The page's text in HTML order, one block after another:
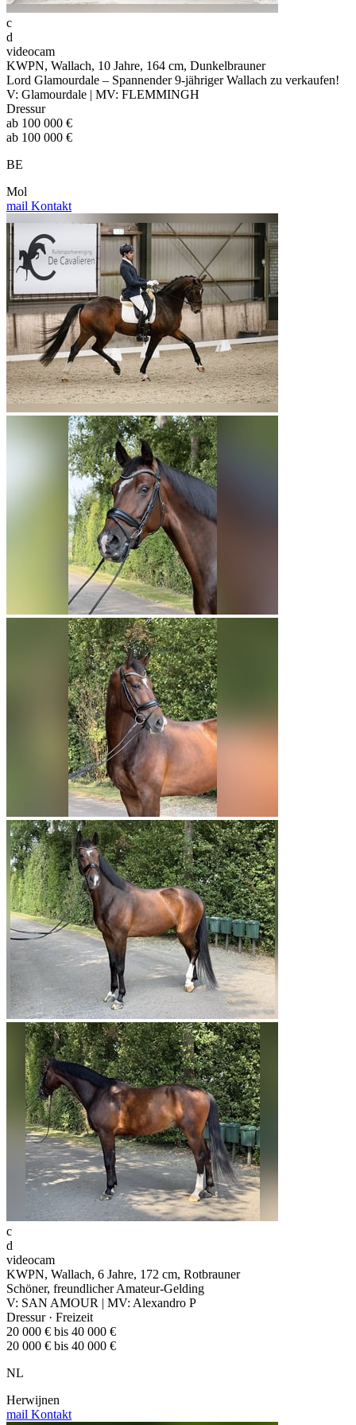
c
d
videocam
KWPN, Wallach, 10 Jahre, 164 cm, Dunkelbrauner
Lord Glamourdale – Spannender 9-jähriger Wallach zu verkaufen!
V: Glamourdale | MV: FLEMMINGH
Dressur
ab 100 000 €
ab 100 000 €
BE
Mol
mail Kontakt
c
d
videocam
KWPN, Wallach, 6 Jahre, 172 cm, Rotbrauner
Schöner, freundlicher Amateur-Gelding
V: SAN AMOUR | MV: Alexandro P
Dressur · Freizeit
20 000 € bis 40 000 €
20 000 € bis 40 000 €
NL
Herwijnen
mail Kontakt